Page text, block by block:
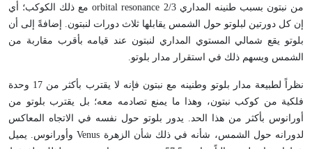
من نبتون بسبب طنينه المداري orbital resonance 2/3 مع ذلك الكوكب؛ أي
إن كل دورتين لبلوتو حول الشمس يقابلها ثلاث دورات لنبتون. إضافةً إلى أن
بلوتو يقع شمالي المستوي المداري لنبتون عند قيامه بأقرب مقاربة من
الشمس ويسهم ذلك في استقرار مدار بلوتو.
نظراً لطبيعة مدار بلوتو وطنينه مع نبتون فإنه لا يقترب بأكثر من 17 وحدة
فلكية من كوكب نبتون، وهذا ما يمنع تصادمه معه؛ بل يقترب بلوتو من
أورانوس بأكثر من هذا الحد. يدور بلوتو حول نفسه في الاتجاه المعاكس
لدورانه حول الشمس، شأنه في ذلك شأن الزهرة Venus وأورانوس. يميل